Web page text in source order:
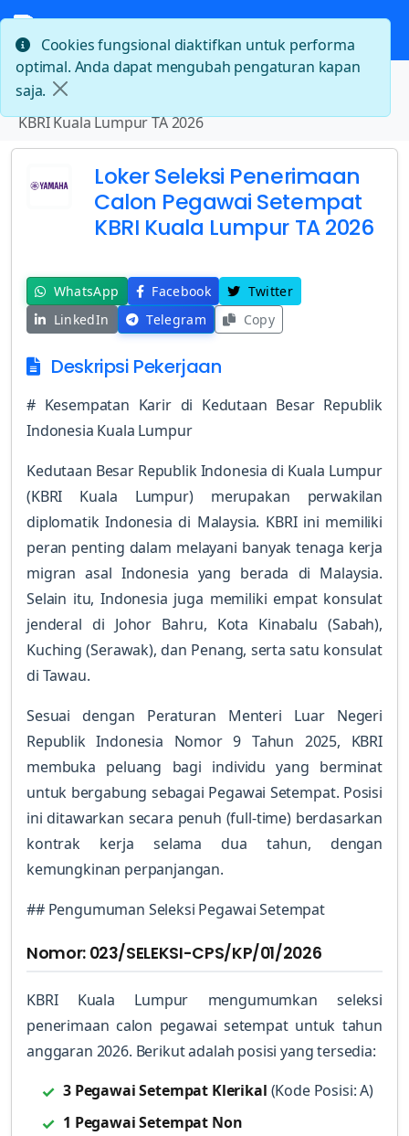
Beranda
Loker Seleksi Penerimaan Calon Pegawai Setempat
KBRI Kuala Lumpur TA 2026
Loker Seleksi Penerimaan
Calon Pegawai Setempat
KBRI Kuala Lumpur TA 2026
WhatsApp Facebook
Twitter
LinkedIn
Telegram Copy
Deskripsi Pekerjaan
# Kesempatan Karir di Kedutaan Besar Republik
Indonesia Kuala Lumpur
Kedutaan Besar Republik Indonesia di Kuala Lumpur
(KBRI Kuala Lumpur) merupakan perwakilan
diplomatik Indonesia di Malaysia. KBRI ini memiliki
peran penting dalam melayani banyak tenaga kerja
migran asal Indonesia yang berada di Malaysia.
Selain itu, Indonesia juga memiliki empat konsulat
jenderal di Johor Bahru, Kota Kinabalu (Sabah),
Kuching (Serawak), dan Penang, serta satu konsulat
di Tawau.
Sesuai dengan Peraturan Menteri Luar Negeri
Republik Indonesia Nomor 9 Tahun 2025, KBRI
membuka peluang bagi individu yang berminat
untuk bergabung sebagai Pegawai Setempat. Posisi
ini ditawarkan secara penuh (full-time) berdasarkan
kontrak kerja selama dua tahun, dengan
kemungkinan perpanjangan.
## Pengumuman Seleksi Pegawai Setempat
Nomor: 023/SELEKSI-CPS/KP/01/2026
KBRI Kuala Lumpur mengumumkan seleksi
penerimaan calon pegawai setempat untuk tahun
anggaran 2026. Berikut adalah posisi yang tersedia:
3 Pegawai Setempat Klerikal (Kode Posisi: A)
1 Pegawai Setempat Non
Cookies fungsional diaktifkan untuk performa
optimal. Anda dapat mengubah pengaturan kapan
saja.